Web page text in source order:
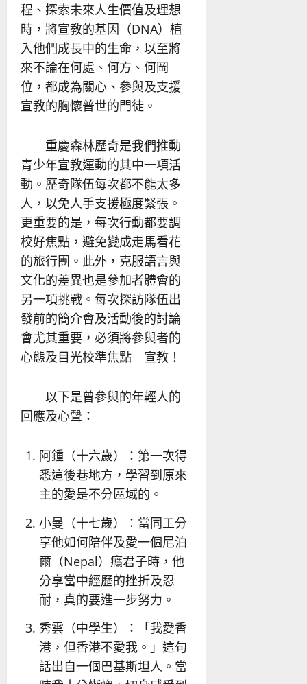
程、探索未來人生價值及理想
時，將宣教的基因（DNA）植
入他們成長中的生命，以至將
來不論在何處、何方、何岡
位，都成為關心、參與及支援
宣教的胸懷普世的門徒。
重慶森林歷奇是我們推動
青少年宣教運動的其中一項活
動。歷奇隊伍每次都不能太多
人，以免人手支援極度緊張。
更重要的是，每次行動都要調
校好焦點，避免變成走馬看花
的旅行團。此外，克服語言與
文化的差異也是參加者體會的
另一項挑戰。每次探訪隊伍出
發前的簡介會及活動後的討論
會尤其重要，必須將參與者的
心態及目光校準焦點─宣教！
以下是曾參與的年輕人的
回應及心聲：
阿鍾（十六歲）：第一次得
悉這後巷地方，學習到原來
主的愛是不分區域的。
小曼（十七歲）：當同工分
享他如何陪伴及愛一個尼泊
爾（Nepal）癮君子時，他
分享當中經歷的挫折及忍
耐，真的要進一步努力。
秀雲（中學生）：「我愛香
港，但香港不愛我。」這句
話出自一個巴基斯坦人。當